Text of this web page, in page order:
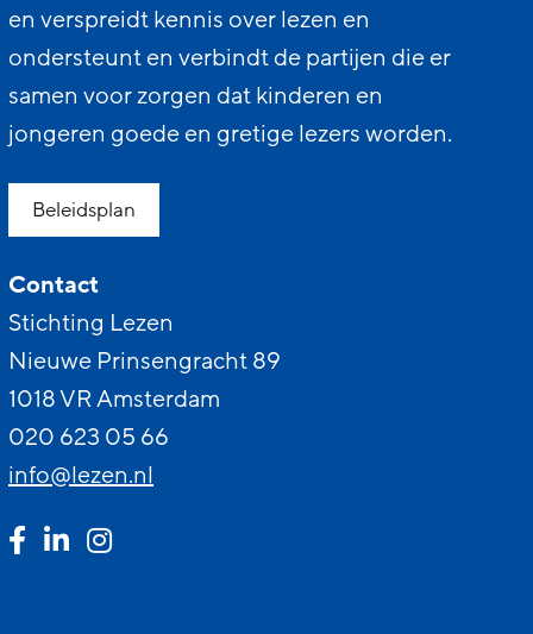
en verspreidt kennis over lezen en
ondersteunt en verbindt de partijen die er
samen voor zorgen dat kinderen en
jongeren goede en gretige lezers worden.
Beleidsplan
Contact
Stichting Lezen
Nieuwe Prinsengracht 89
1018 VR Amsterdam
020 623 05 66
info@lezen.nl